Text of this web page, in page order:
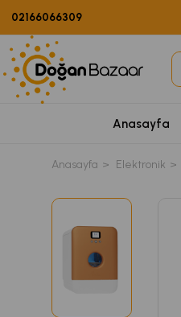
02166066309
Anasayfa
Anasayfa Elektronik